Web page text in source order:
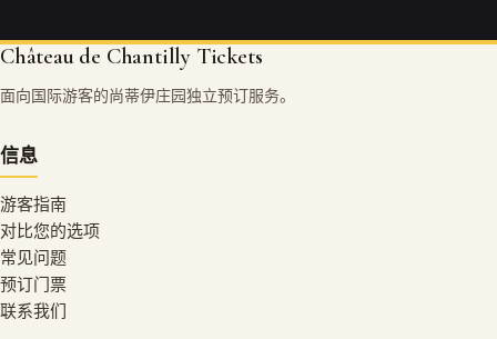
Château de Chantilly Tickets
面向国际游客的尚蒂伊庄园独立预订服务。
信息
游客指南
对比您的选项
常见问题
预订门票
联系我们